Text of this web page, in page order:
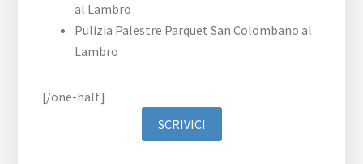
al Lambro
Pulizia Palestre Parquet San Colombano al
Lambro
[/one-half]
SCRIVICI